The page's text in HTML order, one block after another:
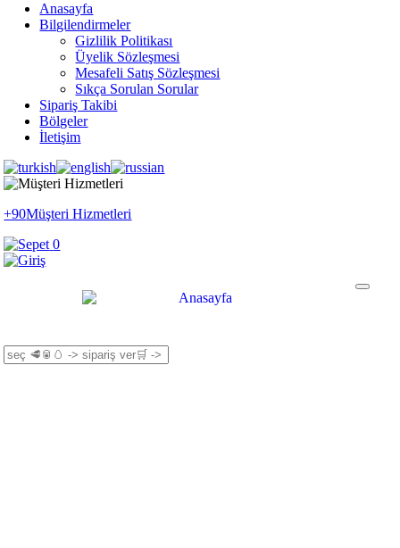
Anasayfa
Bilgilendirmeler
Gizlilik Politikası
Üyelik Sözleşmesi
Mesafeli Satış Sözleşmesi
Sıkça Sorulan Sorular
Sipariş Takibi
Bölgeler
İletişim
+90Müşteri Hizmetleri
0